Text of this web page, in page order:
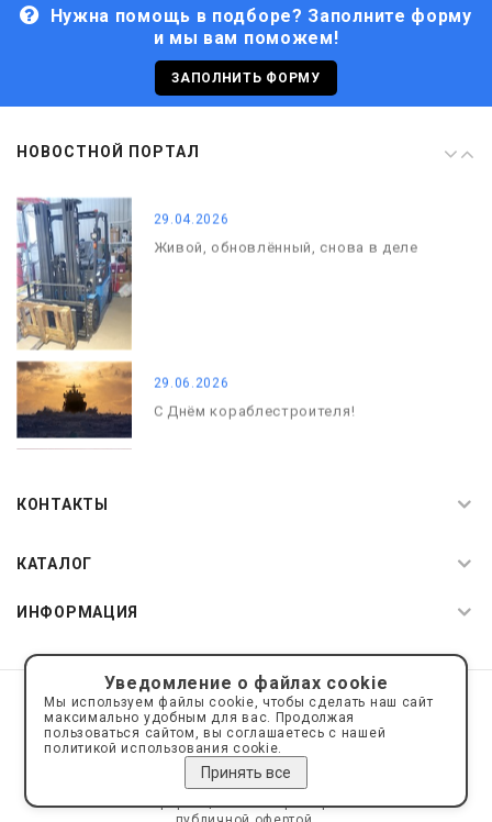
Нужна помощь в подборе? Заполните форму
и мы вам поможем!
ЗАПОЛНИТЬ ФОРМУ
НОВОСТНОЙ ПОРТАЛ
29.06.2026
С Днём кораблестроителя!
С Днём Победы. Память, которая с
29.04.2026
Живой, обновлённый, снова в деле
29.06.2026
С Днём кораблестроителя!
КОНТАКТЫ
КАТАЛОГ
ИНФОРМАЦИЯ
© 2019—2026 Интернет пространство АкваРос
sale@a-ros.ru
Политика конфиденциальности
Политика обработки персональных данных
Сайт носит информационный характер и не является
Уведомление о файлах cookie
Мы используем файлы cookie, чтобы сделать наш сайт
максимально удобным для вас. Продолжая
пользоваться сайтом, вы соглашаетесь с нашей
политикой использования cookie.
Принять все